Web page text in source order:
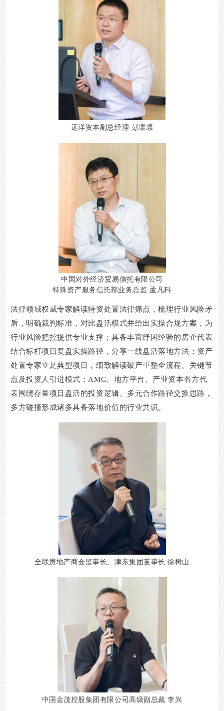
远洋资本副总经理 彭凛凛
中国对外经济贸易信托有限公司
特殊资产服务信托部业务总监 孟凡科
法律领域权威专家解读特资处置法律痛点，梳理行业风险矛
盾，明确裁判标准，对比盘活模式并给出实操合规方案，为
行业风险把控提供专业支撑；具备丰富纾困经验的房企代表
结合标杆项目复盘实操路径，分享一线盘活落地方法；资产
处置专家立足典型项目，细致解读破产重整全流程、关键节
点及投资人引进模式； AMC 、地方平台、产业资本各方代
表围绕存量项目盘活的投资逻辑、多元合作路径交换思路，
多方碰撞形成诸多具备落地价值的行业共识。
全联房地产商会监事长、津东集团董事长徐树山
中国金茂控股集团有限公司高级副总裁李 兴